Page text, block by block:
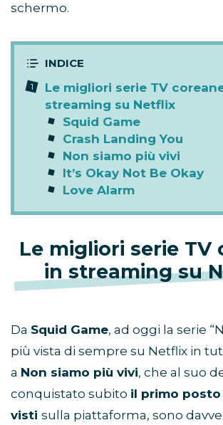
schermo.
Le migliori serie TV
streaming su Netflix
Squid Game
Crash Landing You
Non siamo più vivi
It’s Okay Not Be Okay
Love Alarm
Le migliori serie TV
in streaming su
Da Squid Game, ad oggi la serie
più vista di sempre su Netflix in
a Non siamo più vivi, che al suo
conquistato subito il primo
visti sulla piattaforma, sono